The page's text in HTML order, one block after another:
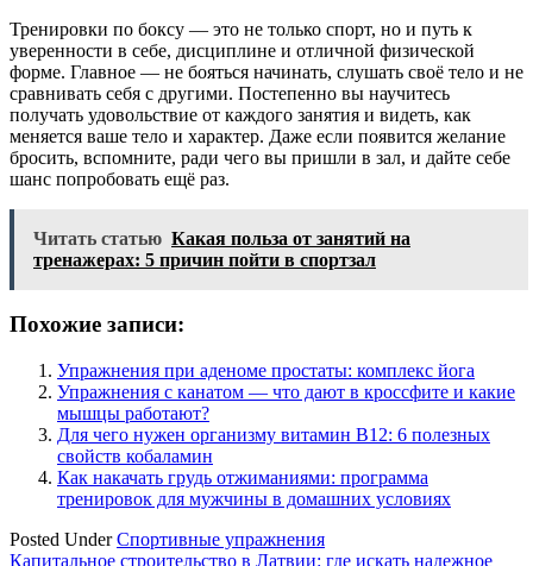
Тренировки по боксу — это не только спорт, но и путь к
уверенности в себе, дисциплине и отличной физической
форме. Главное — не бояться начинать, слушать своё тело и не
сравнивать себя с другими. Постепенно вы научитесь
получать удовольствие от каждого занятия и видеть, как
меняется ваше тело и характер. Даже если появится желание
бросить, вспомните, ради чего вы пришли в зал, и дайте себе
шанс попробовать ещё раз.
Читать статью Какая польза от занятий на
тренажерах: 5 причин пойти в спортзал
Похожие записи:
Упражнения при аденоме простаты: комплекс йога
Упражнения с канатом — что дают в кроссфите и какие
мышцы работают?
Для чего нужен организму витамин B12: 6 полезных
свойств кобаламин
Как накачать грудь отжиманиями: программа
тренировок для мужчины в домашних условиях
Posted UnderСпортивные упражнения
Капитальное строительство в Латвии: где искать надежное